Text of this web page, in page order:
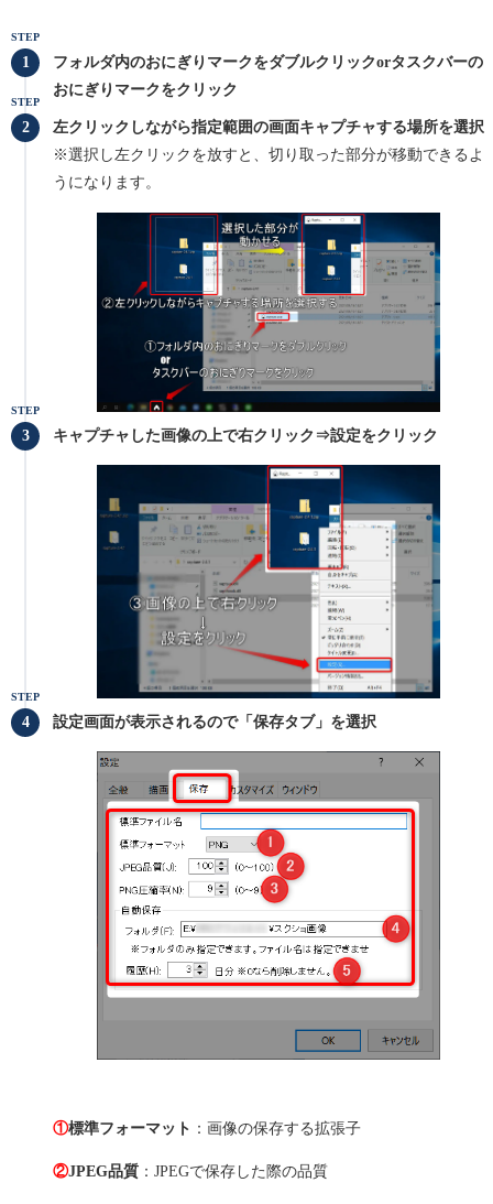
STEP
フォルダ内のおにぎりマークをダブルクリックorタスクバーの
おにぎりマークをクリック
STEP
左クリックしながら指定範囲の画面キャプチャする場所を選択
※選択し左クリックを放すと、切り取った部分が移動できるよ
うになります。
STEP
キャプチャした画像の上で右クリック⇒設定をクリック
STEP
設定画面が表示されるので「保存タブ」を選択
①標準フォーマット ：画像の保存する拡張子
②JPEG品質 ：JPEGで保存した際の品質